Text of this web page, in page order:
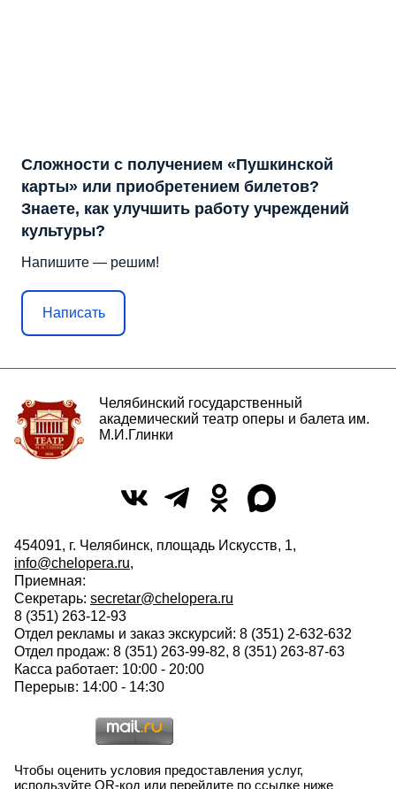
Сложности с получением «Пушкинской
карты» или приобретением билетов?
Знаете, как улучшить работу учреждений
культуры?
Напишите — решим!
Написать
Челябинский государственный
академический театр оперы и балета им.
М.И.Глинки
454091, г. Челябинск, площадь Искусств, 1,
info@chelopera.ru,
Приемная:
Секретарь: secretar@chelopera.ru
8 (351) 263-12-93
Отдел рекламы и заказ экскурсий: 8 (351) 2-632-632
Отдел продаж: 8 (351) 263-99-82, 8 (351) 263-87-63
Касса работает: 10:00 - 20:00
Перерыв: 14:00 - 14:30
Чтобы оценить условия предоставления услуг,
используйте QR-код или перейдите по ссылке ниже